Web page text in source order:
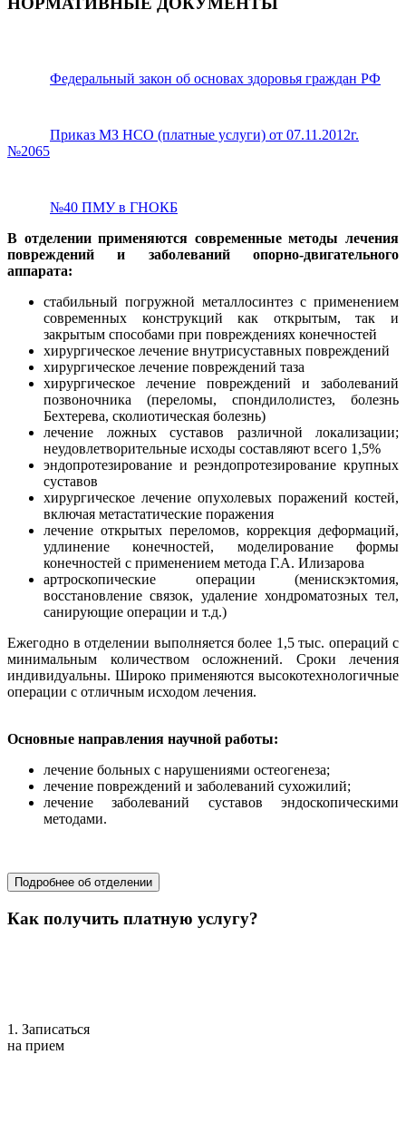
Федеральный закон об основах здоровья граждан РФ
Приказ МЗ НСО (платные услуги) от 07.11.2012г.
№2065
№40 ПМУ в ГНОКБ
В отделении применяются современные методы лечения
повреждений и заболеваний опорно-двигательного
аппарата:
стабильный погружной металлосинтез с применением
современных конструкций как открытым, так и
закрытым способами при повреждениях конечностей
хирургическое лечение внутрисуставных повреждений
хирургическое лечение повреждений таза
хирургическое лечение повреждений и заболеваний
позвоночника (переломы, спондилолистез, болезнь
Бехтерева, сколиотическая болезнь)
лечение ложных суставов различной локализации;
неудовлетворительные исходы составляют всего 1,5%
эндопротезирование и реэндопротезирование крупных
суставов
хирургическое лечение опухолевых поражений костей,
включая метастатические поражения
лечение открытых переломов, коррекция деформаций,
удлинение конечностей, моделирование формы
конечностей с применением метода Г.А. Илизарова
артроскопические операции (менискэктомия,
восстановление связок, удаление хондроматозных тел,
санирующие операции и т.д.)
Ежегодно в отделении выполняется более 1,5 тыс. операций с
минимальным количеством осложнений. Сроки лечения
индивидуальны. Широко применяются высокотехнологичные
операции с отличным исходом лечения.
Основные направления научной работы:
лечение больных с нарушениями остеогенеза;
лечение повреждений и заболеваний сухожилий;
лечение заболеваний суставов эндоскопическими
методами.
Подробнее об отделении
Как получить платную услугу?
1. Записаться
на прием